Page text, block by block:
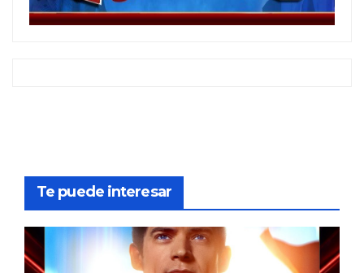
Te puede interesar